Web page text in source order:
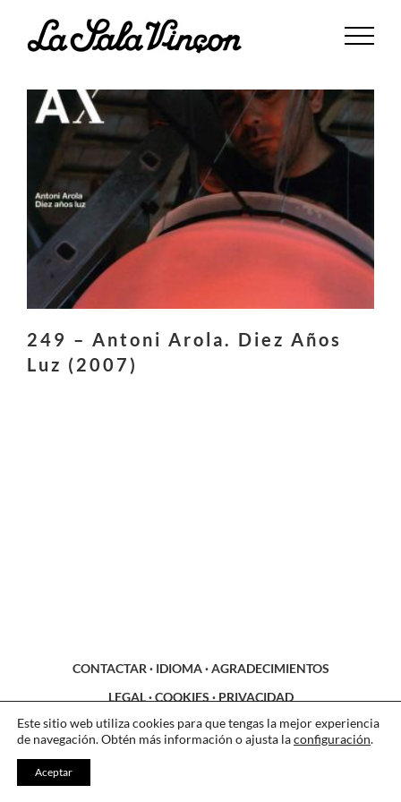
249 – Antoni Arola. Diez Años
Luz (2007)
CONTACTAR · IDIOMA·AGRADECIMIENTOS
LEGAL·COOKIES · PRIVACIDAD
Este sitio web utiliza cookies para que tengas la mejor experiencia
de navegación. Obtén más información o ajusta laconfiguración.
Aceptar